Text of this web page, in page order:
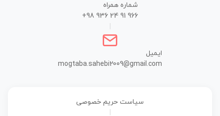
شماره همراه
+98 936 24 91 966
ایمیل
mogtaba.sahebi2009@gmail.com
سیاست حریم خصوصی